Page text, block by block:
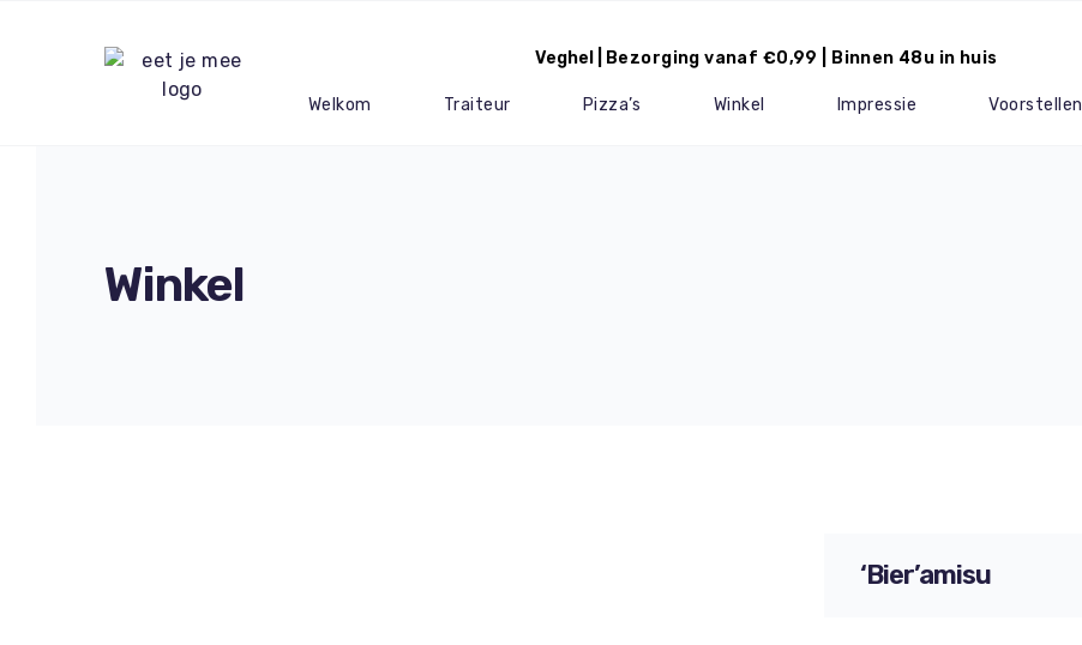
Veghel | Bezorging vanaf €0,99 | Binnen 48u in huis
Welkom Traiteur Pizza’s Winkel Impressie Voorstellen
Winkel
‘Bier’amisu